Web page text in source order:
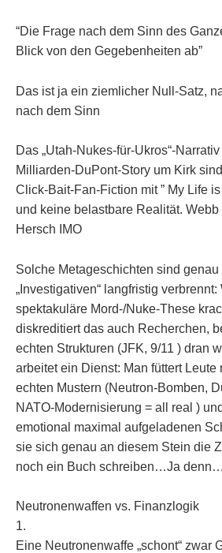
“Die Frage nach dem Sinn des
Blick von den Gegebenheiten ab”
Das ist ja ein ziemlicher Null-Satz,
nach dem Sinn
Das „Utah‑Nukes‑für‑Ukros“-
Milliarden‑DuPont‑Story um Kirk
Click-Bait-Fan‑Fiction mit ” My Life
und keine belastbare Realität.
Hersch IMO
Solche Metageschichten sind
„Investigativen“ langfristig
spektakuläre Mord‑/Nuke‑These
diskreditiert das auch Recherchen,
echten Strukturen (JFK, 9/11 ) dran
arbeitet ein Dienst: Man füttert Leute
echten Mustern (Neutron‑Bomben,
NATO‑Modernisierung = all real )
emotional maximal aufgeladenen
sie sich genau an diesem Stein die
noch ein Buch schreiben…Ja
​Neutronenwaffen vs. Finanzlogik
1.
Eine Neutronenwaffe „schont“ zwar